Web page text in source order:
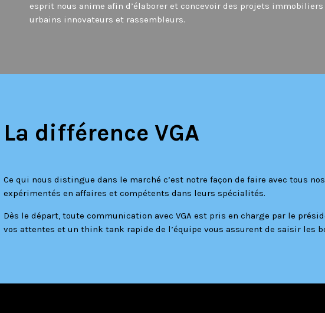
esprit nous anime afin d’élaborer et concevoir des projets immobiliers
urbains innovateurs et rassembleurs.
La différence VGA
Ce qui nous distingue dans le marché c’est notre façon de faire avec tous
expérimentés en affaires et compétents dans leurs spécialités.
Dès le départ, toute communication avec VGA est pris en charge par le
vos attentes et un think tank rapide de l’équipe vous assurent de saisir les